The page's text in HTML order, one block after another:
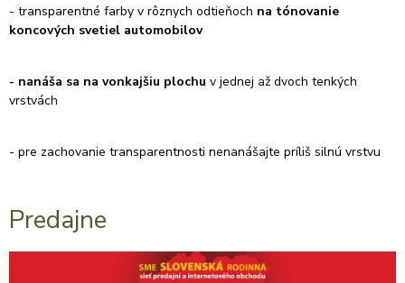
- transparentné farby v rôznych odtieňoch na tónovanie
koncových svetiel automobilov
- nanáša sa na vonkajšiu plochu v jednej až dvoch tenkých
vrstvách
- pre zachovanie transparentnosti nenanášajte príliš silnú vrstvu
Predajne